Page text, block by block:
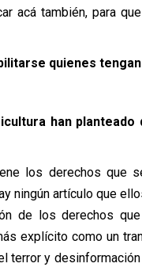
acá también, para
quienes
han
los derechos que
ningún artículo que
de los derechos
explícito como un
terror y